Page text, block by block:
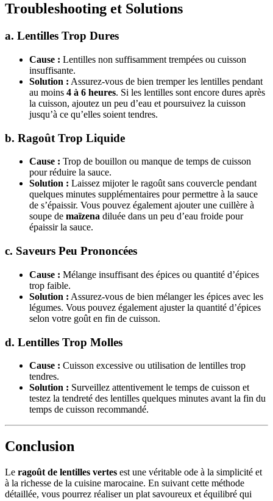
Troubleshooting et Solutions
a. Lentilles Trop Dures
Cause : Lentilles non suffisamment trempées ou cuisson
insuffisante.
Solution : Assurez-vous de bien tremper les lentilles pendant
au moins 4 à 6 heures. Si les lentilles sont encore dures après
la cuisson, ajoutez un peu d’eau et poursuivez la cuisson
jusqu’à ce qu’elles soient tendres.
b. Ragoût Trop Liquide
Cause : Trop de bouillon ou manque de temps de cuisson
pour réduire la sauce.
Solution : Laissez mijoter le ragoût sans couvercle pendant
quelques minutes supplémentaires pour permettre à la sauce
de s’épaissir. Vous pouvez également ajouter une cuillère à
soupe de maïzena diluée dans un peu d’eau froide pour
épaissir la sauce.
c. Saveurs Peu Prononcées
Cause : Mélange insuffisant des épices ou quantité d’épices
trop faible.
Solution : Assurez-vous de bien mélanger les épices avec les
légumes. Vous pouvez également ajuster la quantité d’épices
selon votre goût en fin de cuisson.
d. Lentilles Trop Molles
Cause : Cuisson excessive ou utilisation de lentilles trop
tendres.
Solution : Surveillez attentivement le temps de cuisson et
testez la tendreté des lentilles quelques minutes avant la fin du
temps de cuisson recommandé.
Conclusion
Le ragoût de lentilles vertes est une véritable ode à la simplicité et
à la richesse de la cuisine marocaine. En suivant cette méthode
détaillée, vous pourrez réaliser un plat savoureux et équilibré qui